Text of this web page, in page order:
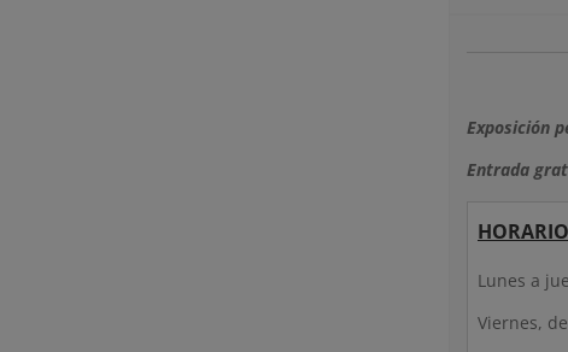
Exposición
Entrada
Lunes a
Viernes,